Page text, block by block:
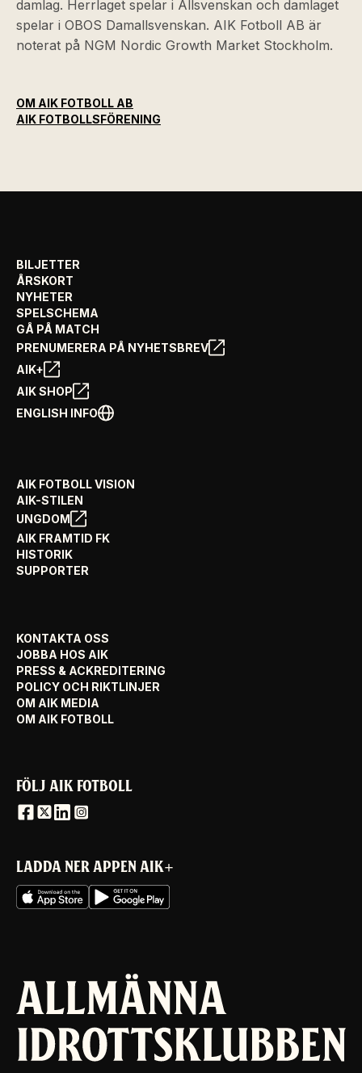
damlag. Herrlaget spelar i Allsvenskan och damlaget
spelar i OBOS Damallsvenskan. AIK Fotboll AB är
noterat på NGM Nordic Growth Market Stockholm.
OM AIK FOTBOLL AB
AIK FOTBOLLSFÖRENING
BILJETTER
ÅRSKORT
NYHETER
SPELSCHEMA
GÅ PÅ MATCH
PRENUMERERA PÅ NYHETSBREV
AIK+
AIK SHOP
ENGLISH INFO
AIK FOTBOLL VISION
AIK-STILEN
UNGDOM
AIK FRAMTID FK
HISTORIK
SUPPORTER
KONTAKTA OSS
JOBBA HOS AIK
PRESS & ACKREDITERING
POLICY OCH RIKTLINJER
OM AIK MEDIA
OM AIK FOTBOLL
FÖLJ AIK FOTBOLL
LADDA NER APPEN AIK+